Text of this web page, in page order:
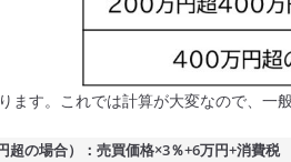
ます。これでは計算が大変なので、一
超の場合）：売買価格×3％+6万円+消費税